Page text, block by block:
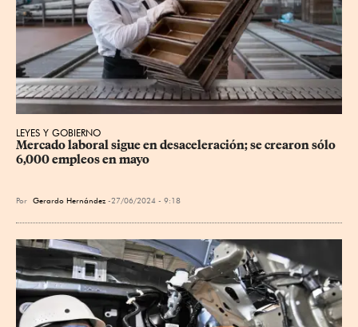
LEYES Y GOBIERNO
Mercado laboral sigue en desaceleración; se crearon sólo
6,000 empleos en mayo
Por Gerardo Hernández 27/06/2024 - 9:18